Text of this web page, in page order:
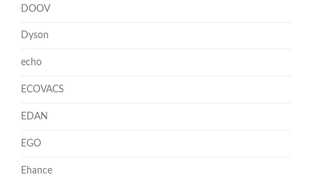
DOOV
Dyson
echo
ECOVACS
EDAN
EGO
Ehance